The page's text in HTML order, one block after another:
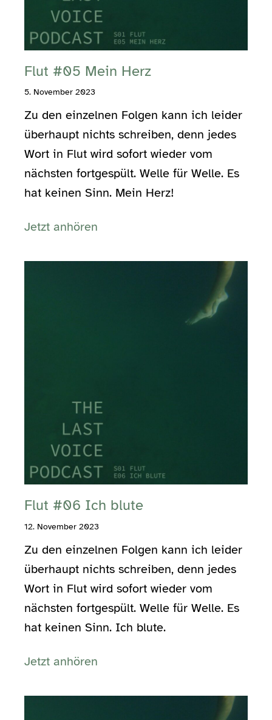
Flut #05 Mein Herz
5. November 2023
Zu den einzelnen Folgen kann ich leider
überhaupt nichts schreiben, denn jedes
Wort in Flut wird sofort wieder vom
nächsten fortgespült. Welle für Welle. Es
hat keinen Sinn. Mein Herz!
Jetzt anhören
Flut #06 Ich blute
12. November 2023
Zu den einzelnen Folgen kann ich leider
überhaupt nichts schreiben, denn jedes
Wort in Flut wird sofort wieder vom
nächsten fortgespült. Welle für Welle. Es
hat keinen Sinn. Ich blute.
Jetzt anhören